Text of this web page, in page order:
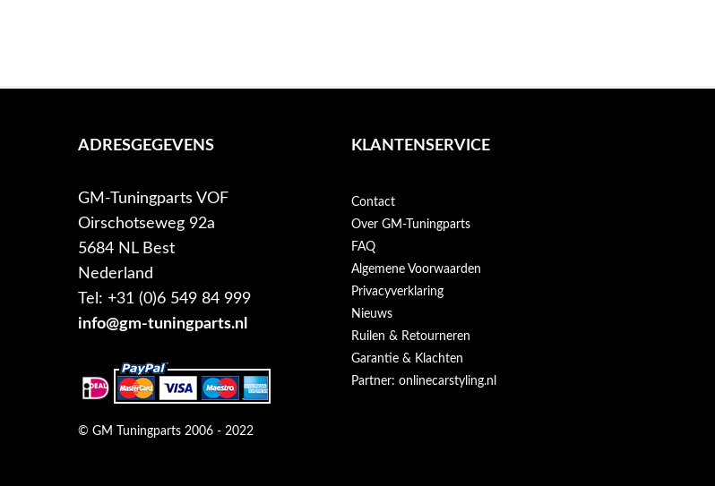
ADRESGEGEVENS
GM-Tuningparts VOF
Oirschotseweg 92a
5684 NL Best
Nederland
Tel: +31 (0)6 549 84 999
info@gm-tuningparts.nl
KLANTENSERVICE
Contact
Over GM-Tuningparts
FAQ
Algemene Voorwaarden
Privacyverklaring
Nieuws
Ruilen & Retourneren
Garantie & Klachten
Partner: onlinecarstyling.nl
© GM Tuningparts 2006 - 2022